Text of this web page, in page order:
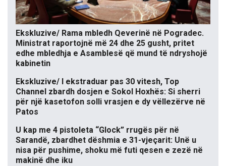
Ekskluzive/ Rama mbledh Qeverinë në Pogradec.
Ministrat raportojnë më 24 dhe 25 gusht, pritet
edhe mbledhja e Asamblesë që mund të ndryshojë
kabinetin
Ekskluzive/ I ekstraduar pas 30 vitesh, Top
Channel zbardh dosjen e Sokol Hoxhës: Si sherri
për një kasetofon solli vrasjen e dy vëllezërve në
Patos
U kap me 4 pistoleta “Glock” rrugës për në
Sarandë, zbardhet dëshmia e 31-vjeçarit: Unë u
nisa për pushime, shoku më futi qesen e zezë në
makinë dhe iku